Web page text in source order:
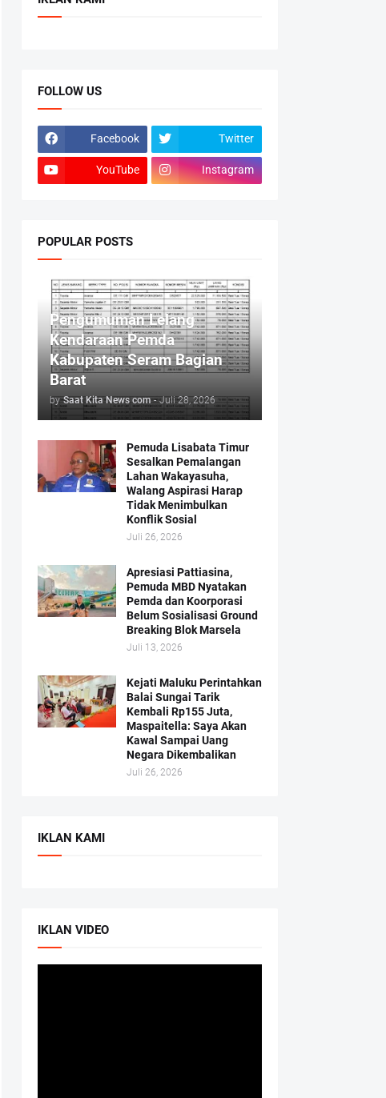
FOLLOW US
Facebook Twitter
YouTube Instagram
POPULAR POSTS
Pengumuman Lelang
Kendaraan Pemda
Kabupaten Seram Bagian
Barat
by Saat Kita News com - Juli 28, 2026
Pemuda Lisabata Timur
Sesalkan Pemalangan
Lahan Wakayasuha,
Walang Aspirasi Harap
Tidak Menimbulkan
Konflik Sosial
Juli 26, 2026
Apresiasi Pattiasina,
Pemuda MBD Nyatakan
Pemda dan Koorporasi
Belum Sosialisasi Ground
Breaking Blok Marsela
Juli 13, 2026
Kejati Maluku Perintahkan
Balai Sungai Tarik
Kembali Rp155 Juta,
Maspaitella: Saya Akan
Kawal Sampai Uang
Negara Dikembalikan
Juli 26, 2026
IKLAN KAMI
IKLAN VIDEO